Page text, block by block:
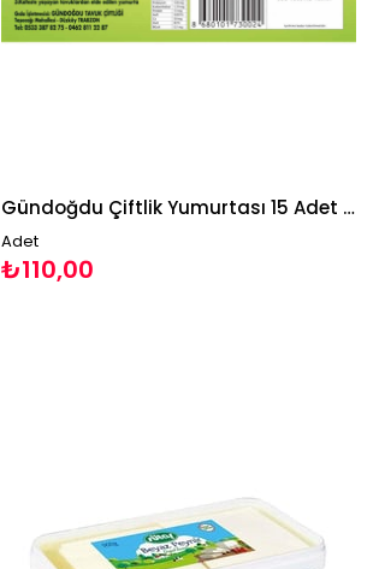
Gündoğdu Çiftlik Yumurtası 15 Adet M Boy Sarı Yumurta
Adet
₺110,00